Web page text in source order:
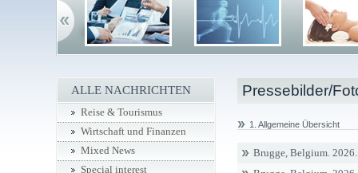
Pressebilder/
1. Allgemeine Übersicht
Brugge, Belgium. 2026.
ALLE NACHRICHTEN
Reise & Tourismus
Wirtschaft und Finanzen
Mixed News
Special interest